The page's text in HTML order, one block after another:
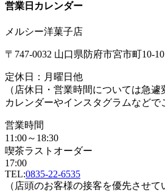
営業日カレンダー
メルシー洋菓子店
〒747-0032 山口県防府市宮市町10-10
定休日：月曜日他
（店休日・営業時間については急遽
カレンダーやインスタグラムなどで
営業時間
11:00～18:30
喫茶ラストオーダー
17:00
TEL:0835-22-6535
（店頭のお客様の接客を優先させ